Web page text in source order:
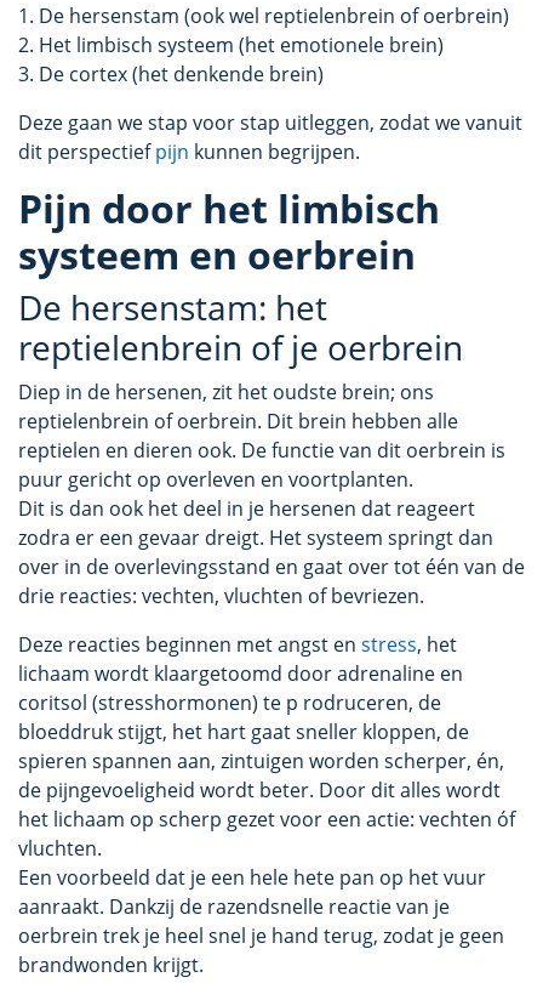
1. De hersenstam (ook wel reptielenbrein of oerbrein)
2. Het limbisch systeem (het emotionele brein)
3. De cortex (het denkende brein)
Deze gaan we stap voor stap uitleggen, zodat we vanuit
dit perspectiefpijn kunnen begrijpen.
Pijn door het limbisch
systeem en oerbrein
De hersenstam: het
reptielenbrein of je oerbrein
Diep in de hersenen, zit het oudste brein; ons
reptielenbrein of oerbrein. Dit brein hebben alle
reptielen en dieren ook. De functie van dit oerbrein is
puur gericht op overleven en voortplanten.
Dit is dan ook het deel in je hersenen dat reageert
zodra er een gevaar dreigt. Het systeem springt dan
over in de overlevingsstand en gaat over tot één van de
drie reacties: vechten, vluchten of bevriezen.
Deze reacties beginnen met angst en stress, het
lichaam wordt klaargetoomd door adrenaline en
coritsol (stresshormonen) te p rodruceren, de
bloeddruk stijgt, het hart gaat sneller kloppen, de
spieren spannen aan, zintuigen worden scherper, én,
de pijngevoeligheid wordt beter. Door dit alles wordt
het lichaam op scherp gezet voor een actie: vechten óf
vluchten.
Een voorbeeld dat je een hele hete pan op het vuur
aanraakt. Dankzij de razendsnelle reactie van je
oerbrein trek je heel snel je hand terug, zodat je geen
brandwonden krijgt.